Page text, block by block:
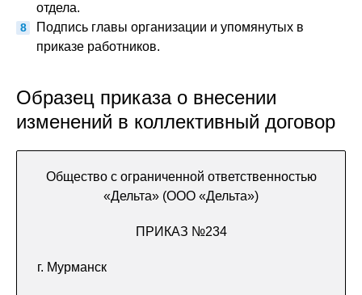
отдела.
Подпись главы организации и упомянутых в
приказе работников.
Образец приказа о внесении
изменений в коллективный договор
Общество с ограниченной ответственностью
«Дельта» (ООО «Дельта»)
ПРИКАЗ №234
г. Мурманск